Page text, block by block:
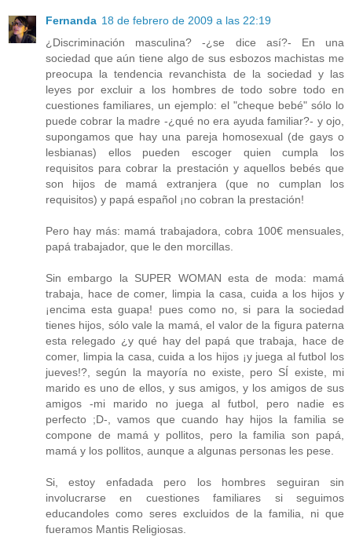
Fernanda 18 de febrero de 2009 a las 22:19
¿Discriminación masculina? -¿se dice así?- En una
sociedad que aún tiene algo de sus esbozos machistas me
preocupa la tendencia revanchista de la sociedad y las
leyes por excluir a los hombres de todo sobre todo en
cuestiones familiares, un ejemplo: el "cheque bebé" sólo lo
puede cobrar la madre -¿qué no era ayuda familiar?- y ojo,
supongamos que hay una pareja homosexual (de gays o
lesbianas) ellos pueden escoger quien cumpla los
requisitos para cobrar la prestación y aquellos bebés que
son hijos de mamá extranjera (que no cumplan los
requisitos) y papá español ¡no cobran la prestación!
Pero hay más: mamá trabajadora, cobra 100€ mensuales,
papá trabajador, que le den morcillas.
Sin embargo la SUPER WOMAN esta de moda: mamá
trabaja, hace de comer, limpia la casa, cuida a los hijos y
¡encima esta guapa! pues como no, si para la sociedad
tienes hijos, sólo vale la mamá, el valor de la figura paterna
esta relegado ¿y qué hay del papá que trabaja, hace de
comer, limpia la casa, cuida a los hijos ¡y juega al futbol los
jueves!?, según la mayoría no existe, pero SÍ existe, mi
marido es uno de ellos, y sus amigos, y los amigos de sus
amigos -mi marido no juega al futbol, pero nadie es
perfecto ;D-, vamos que cuando hay hijos la familia se
compone de mamá y pollitos, pero la familia son papá,
mamá y los pollitos, aunque a algunas personas les pese.
Si, estoy enfadada pero los hombres seguiran sin
involucrarse en cuestiones familiares si seguimos
educandoles como seres excluidos de la familia, ni que
fueramos Mantis Religiosas.